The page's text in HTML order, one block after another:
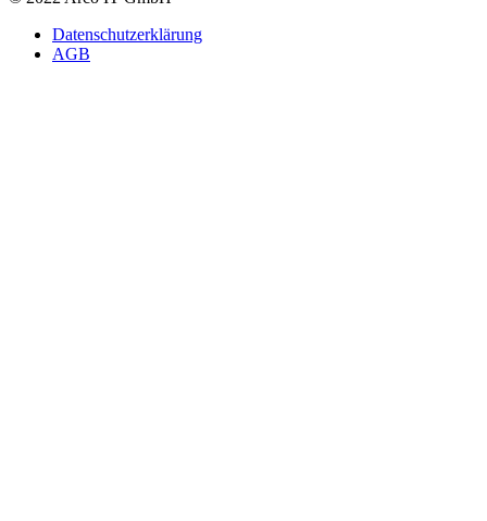
Datenschutzerklärung
AGB